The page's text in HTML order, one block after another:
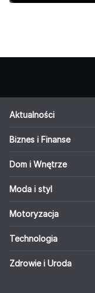
Aktualności
Biznes i Finanse
Dom i Wnętrze
Moda i styl
Motoryzacja
Technologia
Zdrowie i Uroda